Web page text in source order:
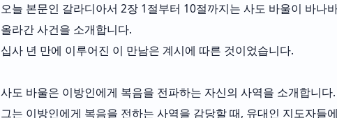
오늘 본문인 갈라디아서 2장 1절부터 10절까지는 사도 바울이 바나
올라간 사건을 소개합니다.
십사 년 만에 이루어진 이 만남은 계시에 따른 것이었습니다.
사도 바울은 이방인에게 복음을 전파하는 자신의 사역을 소개합니다.
그는 이방인에게 복음을 전하는 사역을 감당할 때, 유대인 지도자들